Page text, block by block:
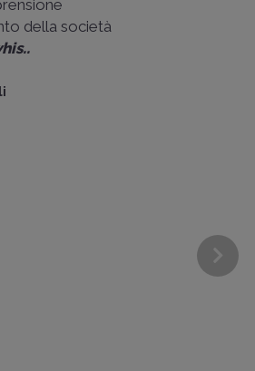
della società